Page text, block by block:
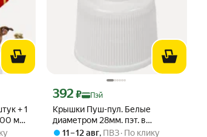
+ 1
мл,
₽ вместо
Крышки Пуш-пул. Белые
диаметром 28мм. пэт. в
комплекте 10 шт. белых + 1
Цена с картой Яндекс Пэй 392 ₽ вместо
392 ₽ Пэй
11 – 12 авг, ПВЗ По клику